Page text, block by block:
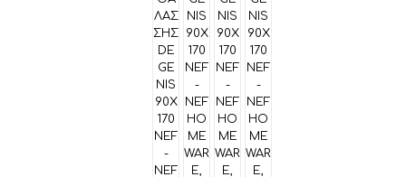
προϊόντος